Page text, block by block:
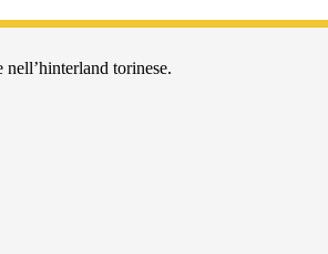
torinese.